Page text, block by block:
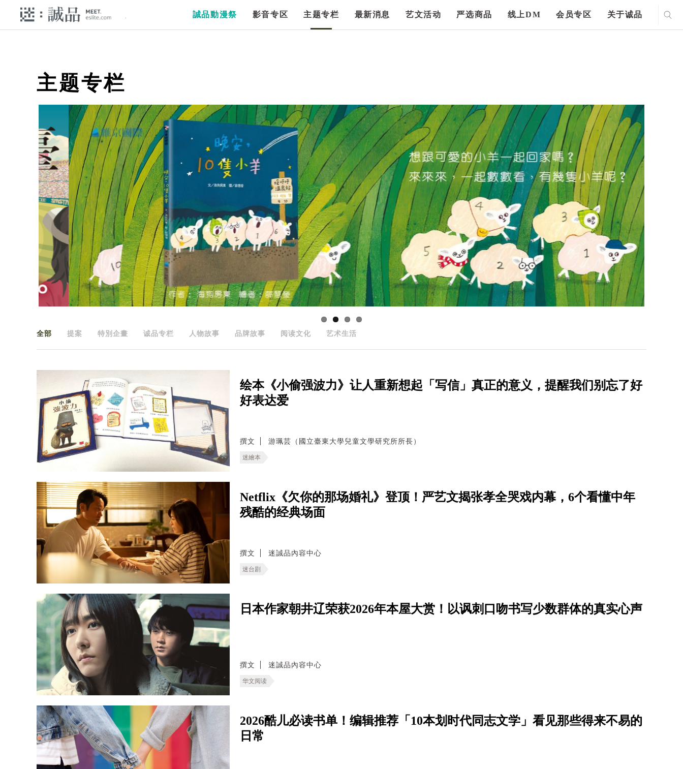
誠品動漫祭 影音专区 主题专栏 最新消息 艺文活动 严选商品 线上DM 会员专区 关于诚品
主题专栏
全部 提案 特別企畫 诚品专栏 人物故事 品牌故事 阅读文化 艺术生活
绘本《小偷强波力》让人重新想起「写信」真正的意义，提醒我们别忘了好
好表达爱
撰文 游珮芸（國立臺東大學兒童文學研究所所長）
迷繪本
Netflix《欠你的那场婚礼》登顶！严艺文揭张孝全哭戏内幕，6个看懂中年
残酷的经典场面
撰文 迷誠品內容中心
迷台剧
日本作家朝井辽荣获2026年本屋大赏！以讽刺口吻书写少数群体的真实心声
撰文 迷誠品內容中心
华文阅读
2026酷儿必读书单！编辑推荐「10本划时代同志文学」看见那些得来不易的
日常